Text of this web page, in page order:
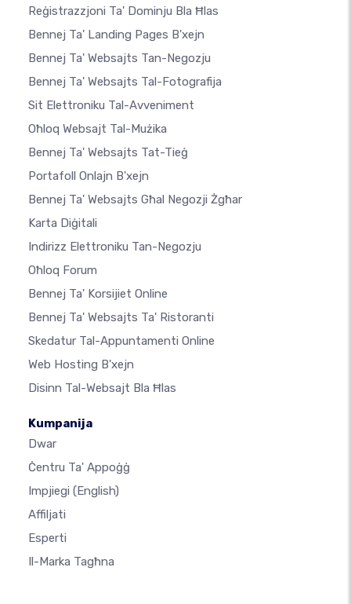
Reġistrazzjoni Ta' Dominju Bla Ħlas
Bennej Ta' Landing Pages B'xejn
Bennej Ta' Websajts Tan-Negozju
Bennej Ta' Websajts Tal-Fotografija
Sit Elettroniku Tal-Avveniment
Oħloq Websajt Tal-Mużika
Bennej Ta' Websajts Tat-Tieġ
Portafoll Onlajn B'xejn
Bennej Ta' Websajts Għal Negozji Żgħar
Karta Diġitali
Indirizz Elettroniku Tan-Negozju
Oħloq Forum
Bennej Ta' Korsijiet Online
Bennej Ta' Websajts Ta' Ristoranti
Skedatur Tal-Appuntamenti Online
Web Hosting B'xejn
Disinn Tal-Websajt Bla Ħlas
Kumpanija
Dwar
Ċentru Ta' Appoġġ
Impjiegi (English)
Affiljati
Esperti
Il-Marka Tagħna